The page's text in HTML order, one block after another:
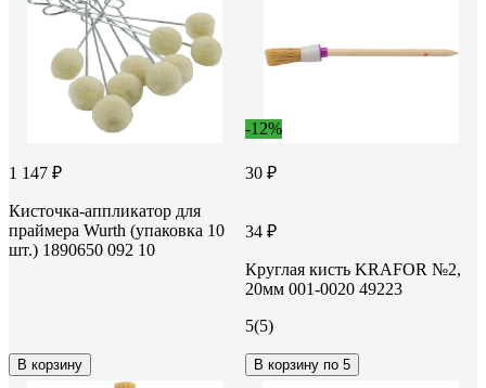
1 147 ₽
Кисточка-аппликатор для
праймера Wurth (упаковка 10
шт.) 1890650 092 10
В корзину
-12%
30 ₽
34 ₽
Круглая кисть KRAFOR №2,
20мм 001-0020 49223
5(5)
В корзину по 5